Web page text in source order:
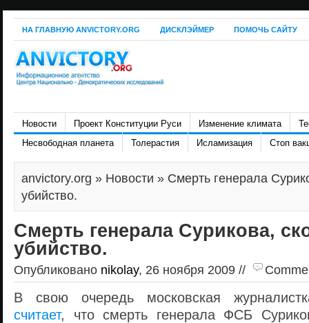
НА ГЛАВНУЮ ANVICTORY.ORG ДИСКЛЭЙМЕР ПОМОЧЬ САЙТУ
Новости Проект Конституции Руси Изменение климата
Несвободная планета
Толерастия Исламизация Стоп
anvictory.org » Новости » Смерть генерала
убийство.
Смерть генерала Сурикова,
убийство.
Опубликовано nikolay, 26 ноября 2009 //
В свою очередь московская
считает, что смерть генерала ФСБ